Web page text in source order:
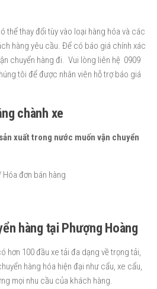
thể thay đổi tùy vào loại hàng hóa và các
hàng yêu cầu. Để có báo giá chính xác
chuyển hàng đi. Vui lòng liên hệ 0909
tôi để được nhân viên hỗ trợ báo giá
chành xe
xuất trong nước muốn vận chuyển
đơn bán hàng
hàng tại Phượng Hoàng
hơn 100 đầu xe tải đa dạng về trọng tải,
hàng hóa hiện đại như cẩu, xe cẩu,
mọi nhu cầu của khách hàng.